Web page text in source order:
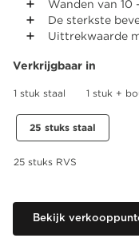
Wanden van 10
De sterkste
Uittrekwaarde
Verkrijgbaar in
1 stuk staal 1 stuk +
25 stuks staal
25 stuks RVS
Bekijk